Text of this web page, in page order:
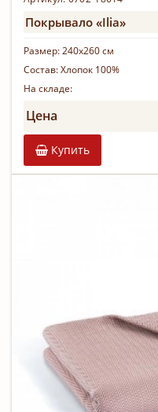
Покрывало «Ilia»
Размер:240х260 см
Состав:Хлопок 100%
На складе:
Цена
Купить